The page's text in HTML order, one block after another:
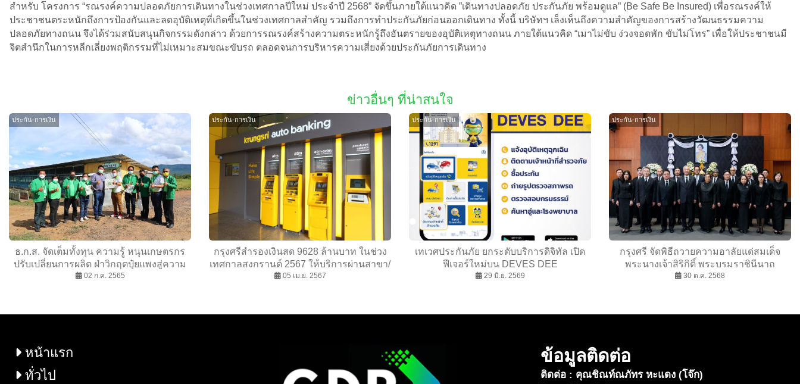
สำหรับ โครงการ “รณรงค์ความปลอดภัยการเดินทางในช่วงเทศกาลปีใหม่ ประจำปี 2568” จัดขึ้นภายใต้แนวคิด ”เดินทางปลอดภัย ประกันภัย พร้อมดูแล” (Be Safe Be Insured) เพื่อรณรงค์ให้
ประชาชนตระหนักถึงการป้องกันและลดอุบัติเหตุที่เกิดขึ้นในช่วงเทศกาลสำคัญ รวมถึงการทำประกันภัยก่อนออกเดินทาง ทั้งนี้ บริษัทฯ เล็งเห็นถึงความสำคัญของการสร้างวัฒนธรรมความ
ปลอดภัยทางถนน จึงได้ร่วมสนับสนุนกิจกรรมดังกล่าว ด้วยการรณรงค์สร้างความตระหนักรู้ถึงอันตรายของอุบัติเหตุทางถนน ภายใต้แนวคิด “เมาไม่ขับ ง่วงจอดพัก ขับไม่โทร” เพื่อให้ประชาชนมี
จิตสำนึกในการหลีกเลี่ยงพฤติกรรมที่ไม่เหมาะสมขณะขับรถ ตลอดจนการบริหารความเสี่ยงด้วยประกันภัยการเดินทาง
ข่าวอื่นๆ ที่น่าสนใจ
ประกัน-การเงิน
ธ.ก.ส. จัดเต็มทั้งทุน ความรู้ หนุนเกษตรกร
ปรับเปลี่ยนการผลิต ฝ่าวิกฤตปุ๋ยแพงสู่ความ
ยั่งยืน
02 ก.ค. 2565
ประกัน-การเงิน
กรุงศรีสำรองเงินสด 9628 ล้านบาท ในช่วง
เทศกาลสงกรานต์ 2567 ให้บริการผ่านสาขา/
กรุงศรีเอทีเอ็มทั่วประเทศ
05 เม.ย. 2567
ประกัน-การเงิน
เทเวศประกันภัย ยกระดับบริการดิจิทัล เปิด
ฟีเจอร์ใหม่บน DEVES DEE
29 มิ.ย. 2569
ประกัน-การเงิน
กรุงศรี จัดพิธีถวายความอาลัยแด่สมเด็จ
พระนางเจ้าสิริกิติ์ พระบรมราชินีนาถ
พระบรมราชชนนีพันปีหลวง
30 ต.ค. 2568
หน้าแรก
ทั่วไป
ข้อมูลติดต่อ
ติดต่อ : คุณชิณท์ณภัทร หะแดง (โจ๊ก)